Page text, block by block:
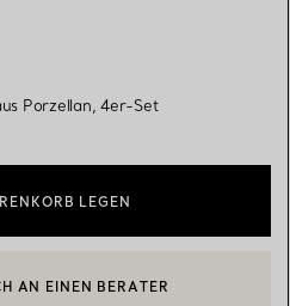
Porzellan, 4er-Set
LEGEN
KONTAKTIEREN ODER EINEN